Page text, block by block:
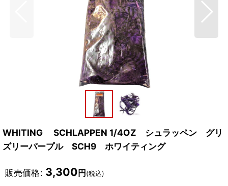
WHITING SCHLAPPEN 1/4OZ シュラッペン グリ
ズリーパープル SCH9 ホワイティング
販売価格: 3,300 円 (税込)